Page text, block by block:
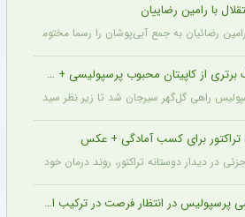
با رامین رضاییان
رضائیان به جمع آبی‌پوشان را رسما مختومه اعلام
از کاپیتان محبوب پرسپولیسی + سند
راهی گل‌گهر سیرجان شد تا زیر نظر سیدمهدی
تراکتور برای کسب آمادگی + عکس
در دیدار دوستانه تراکتور، روند درمان خود را
پرسپولیس در انتظار فرصت در ترکیب اصلی